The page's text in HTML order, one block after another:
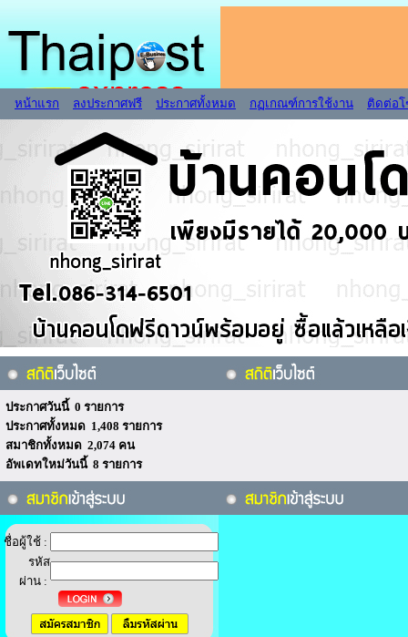
หน้าแรก ลงประกาศฟรี ประกาศทั้งหมด กฏเกณฑ์การใช้งาน ติดต่อ
ประกาศวันนี้ 0 รายการ
ประกาศทั้งหมด 1,408 รายการ
สมาชิกทั้งหมด 2,074 คน
อัพเดทใหม่วันนี้ 8 รายการ
ชื่อผู้ใช้ :
รหัส
ผ่าน :